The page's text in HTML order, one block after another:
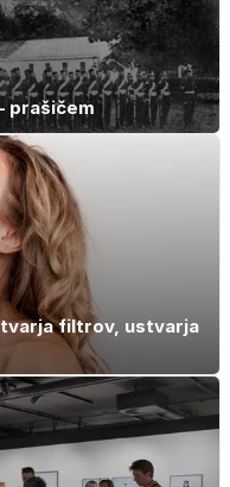
prašičem
filtrov, ustvarja